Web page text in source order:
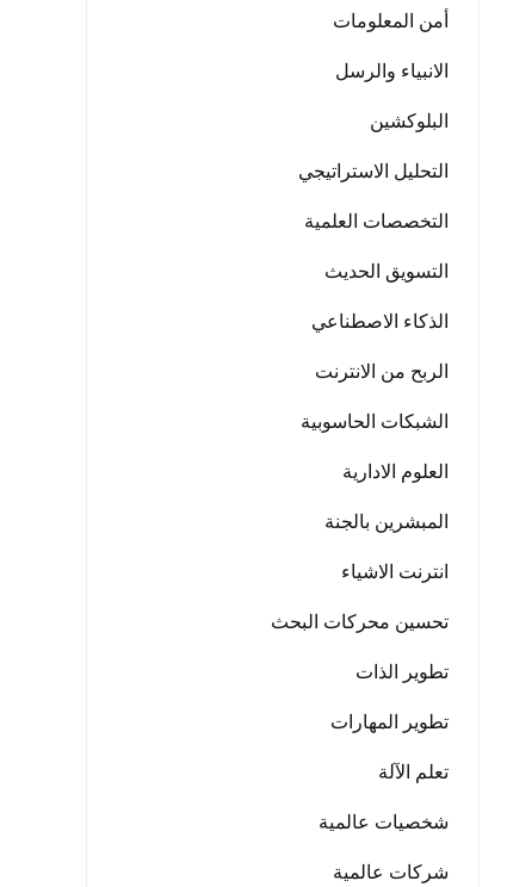
أمن المعلومات
الانبياء والرسل
البلوكشين
التحليل الاستراتيجي
التخصصات العلمية
التسويق الحديث
الذكاء الاصطناعي
الربح من الانترنت
الشبكات الحاسوبية
العلوم الادارية
المبشرين بالجنة
انترنت الاشياء
تحسين محركات البحث
تطوير الذات
تطوير المهارات
تعلم الآلة
شخصيات عالمية
شركات عالمية